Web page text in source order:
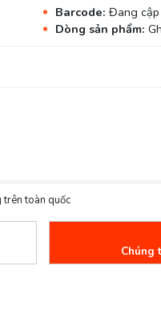
Barcode: Đang
Dòng sản phẩm:
toàn quốc
Chúng